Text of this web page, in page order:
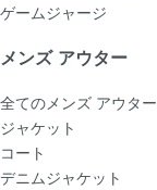
ゲームジャージ
メンズ アウター
全てのメンズ アウター
ジャケット
コート
デニムジャケット